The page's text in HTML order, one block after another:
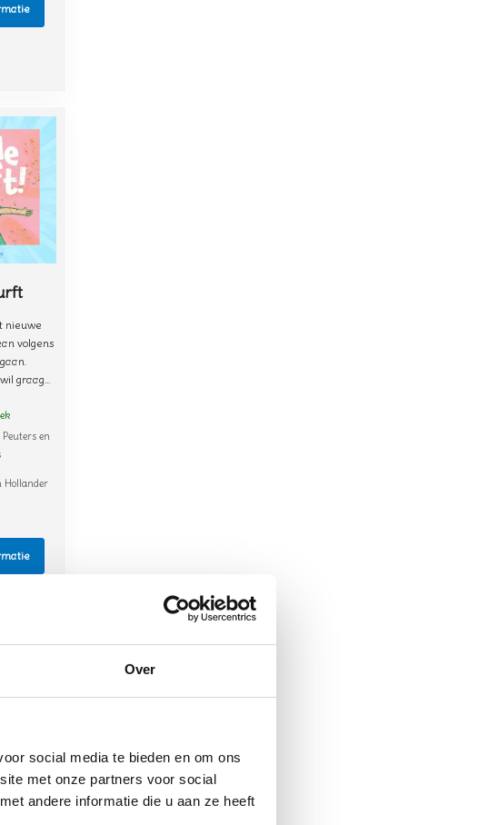
Over
social media te bieden en om ons
met onze partners voor social
andere informatie die u aan ze heeft
nieuwe
volgens
graag...
Peuters en
Hollander